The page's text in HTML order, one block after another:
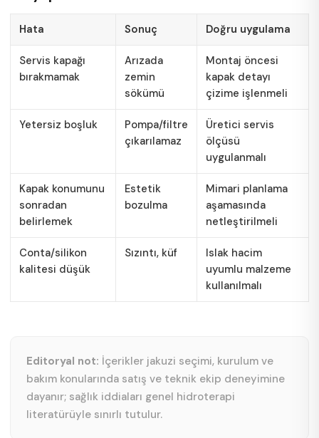
Hata Sonuç Doğru uygulama
Servis kapağı
bırakmamak
Arızada
zemin
sökümü
Montaj öncesi
kapak detayı
çizime işlenmeli
Yetersiz boşluk
Pompa/filtre
çıkarılamaz
Üretici servis
ölçüsü
uygulanmalı
Kapak konumunu
sonradan
belirlemek
Estetik
bozulma
Mimari planlama
aşamasında
netleştirilmeli
Conta/silikon
kalitesi düşük
Sızıntı, küf
Islak hacim
uyumlu malzeme
kullanılmalı
Editoryal not: İçerikler jakuzi seçimi, kurulum ve
bakım konularında satış ve teknik ekip deneyimine
dayanır; sağlık iddiaları genel hidroterapi
literatürüyle sınırlı tutulur.